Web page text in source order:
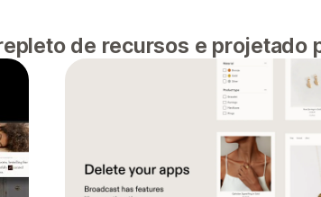
de recursos e projetado